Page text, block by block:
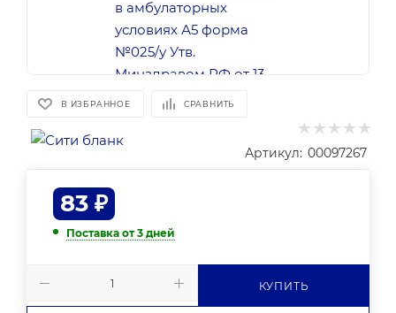
В ИЗБРАННОЕ СРАВНИТЬ
Артикул: 00097267
83 ₽
Поставка от 3 дней
КУПИТЬ